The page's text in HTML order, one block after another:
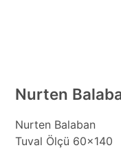
Nurten
Nurten Balaban
Tuval Ölçü 60x140